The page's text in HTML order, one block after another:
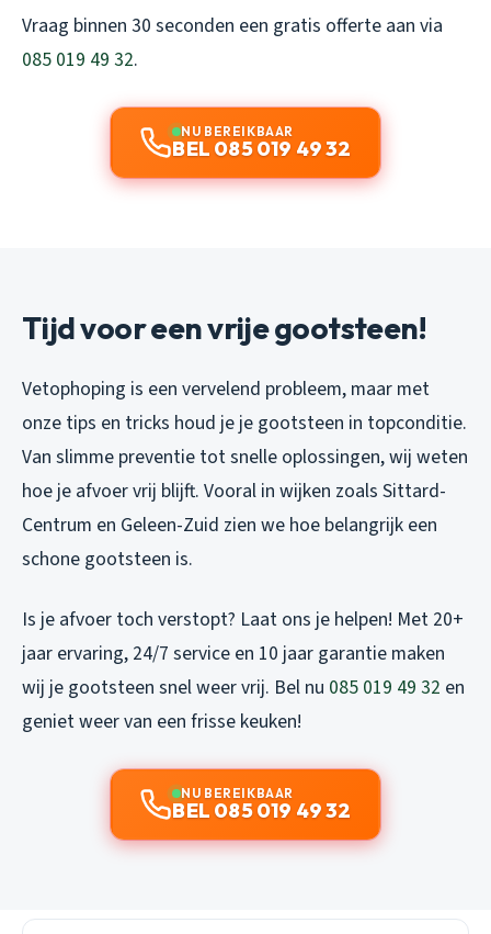
Vraag binnen 30 seconden een gratis offerte aan via
085 019 49 32.
NU BEREIKBAAR
BEL 085 019 49 32
Tijd voor een vrije gootsteen!
Vetophoping is een vervelend probleem, maar met
onze tips en tricks houd je je gootsteen in topconditie.
Van slimme preventie tot snelle oplossingen, wij weten
hoe je afvoer vrij blijft. Vooral in wijken zoals Sittard-
Centrum en Geleen-Zuid zien we hoe belangrijk een
schone gootsteen is.
Is je afvoer toch verstopt? Laat ons je helpen! Met 20+
jaar ervaring, 24/7 service en 10 jaar garantie maken
wij je gootsteen snel weer vrij. Bel nu 085 019 49 32 en
geniet weer van een frisse keuken!
NU BEREIKBAAR
BEL 085 019 49 32